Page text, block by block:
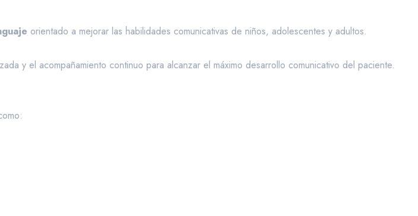
orientado a mejorar las habilidades comunicativas de niños, adolescentes y adultos.
y el acompañamiento continuo para alcanzar el máximo desarrollo comunicativo del paciente.